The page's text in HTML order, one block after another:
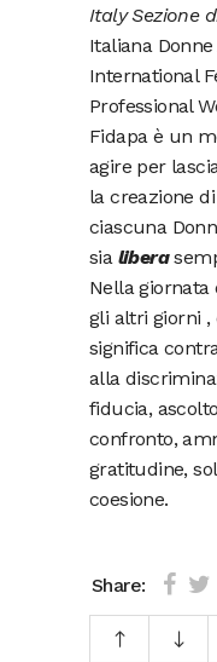
Italy Sezione
Italiana
International
Professional
Fidapa è un
agire per
la creazione
ciascuna
sia libera
Nella
gli altri giorni ,
significa
alla
fiducia,
confronto,
gratitudine,
coesione.
Share: